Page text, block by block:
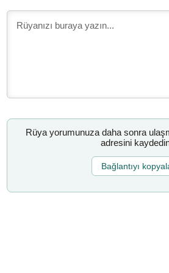
Rüya yorumunuza daha sonra
adresini
Bağlantıyı